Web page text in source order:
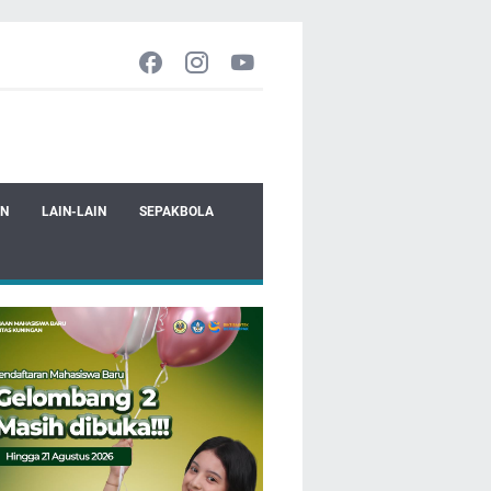
LAIN-LAIN SEPAKBOLA